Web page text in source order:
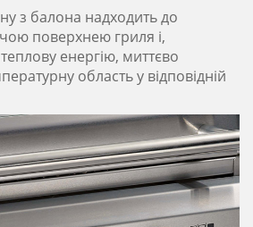
з балона надходить до
поверхнею гриля і,
енергію, миттєво
область у відповідній